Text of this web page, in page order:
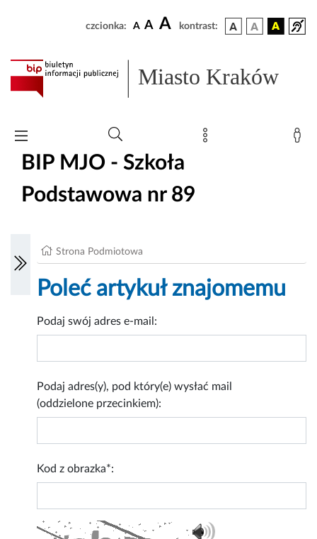
czcionka: A A A kontrast:
Miasto Kraków
BIP MJO - Szkoła
Podstawowa nr 89
Strona Podmiotowa
Poleć artykuł znajomemu
Podaj swój adres e-mail:
Podaj adres(y), pod który(e) wysłać mail
(oddzielone przecinkiem):
Kod z obrazka*: